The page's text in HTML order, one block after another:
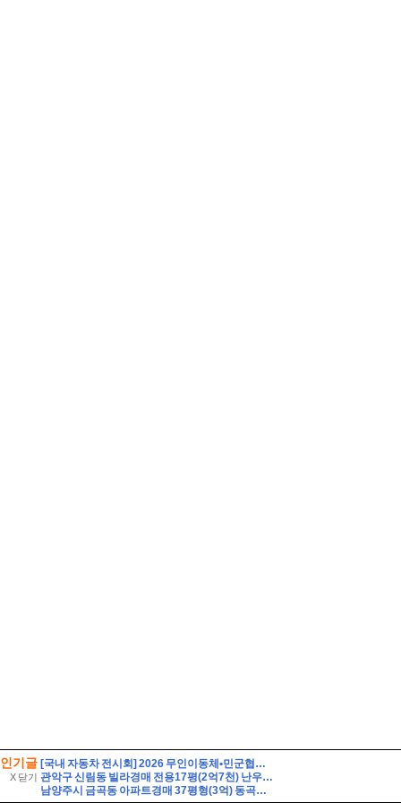
인기글
X 닫기
[국내 자동차 전시회] 2026 무인이동체•민군협력 엑스포 사전 등록(~8/14)
관악구 신림동 빌라경매 전용17평(2억7천) 난우초등학교인근 성진리치빌 2층 다세대주택 유찰1회 관악구신림동빌라 부동산경매 매매
남양주시 금곡동 아파트경매 37평형(3억) 동곡초등학교인근 금곡GS 6층 유찰1회 남양주금곡지에스아파트 부동산경매 매매